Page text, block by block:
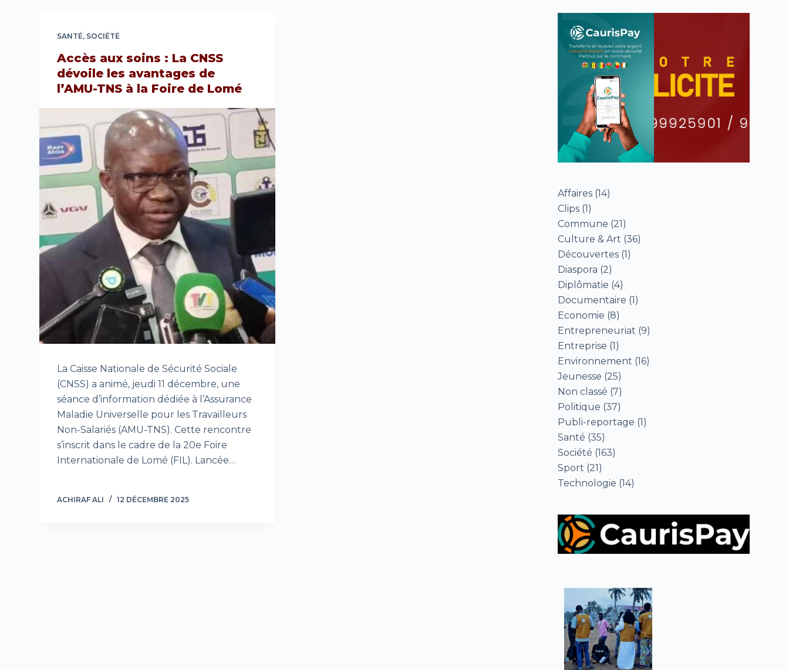
SANTÉ, SOCIÉTÉ
Accès aux soins : La CNSS
dévoile les avantages de
l’AMU-TNS à la Foire de Lomé
La Caisse Nationale de Sécurité Sociale
(CNSS) a animé, jeudi 11 décembre, une
séance d’information dédiée à l’Assurance
Maladie Universelle pour les Travailleurs
Non-Salariés (AMU-TNS). Cette rencontre
s’inscrit dans le cadre de la 20e Foire
Internationale de Lomé (FIL). Lancée…
ACHIRAF ALI 12 DÉCEMBRE 2025
Affaires (14)
Clips (1)
Commune (21)
Culture & Art (36)
Découvertes (1)
Diaspora (2)
Diplômatie (4)
Documentaire (1)
Economie (8)
Entrepreneuriat (9)
Entreprise (1)
Environnement (16)
Jeunesse (25)
Non classé (7)
Politique (37)
Publi-reportage (1)
Santé (35)
Société (163)
Sport (21)
Technologie (14)